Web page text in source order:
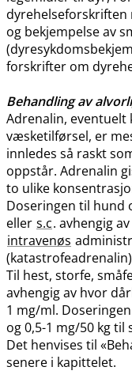
dyrehelseforskriften
og bekjempelse av
forskrifter om
Behandling av
Adrenalin,
væsketilførsel, er
innledes så raskt
oppstår. Adrenalin
to ulike
Doseringen til hund
eller s.c. avhengig
intravenøs
Til hest, storfe,
avhengig av hvor
1 mg​/​ml.
og 0,5-1 mg/50 kg til
Det henvises til
senere i kapittelet.